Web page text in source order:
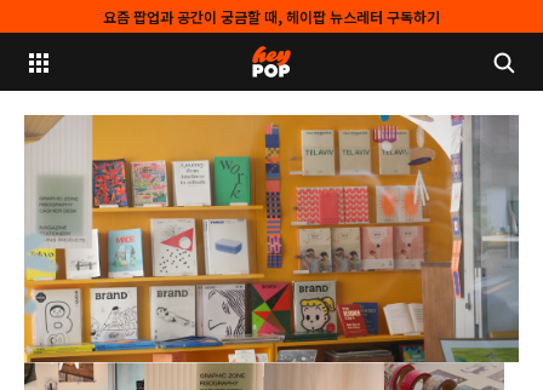
요즘 팝업과 공간이 궁금할 때, 헤이팝 뉴스레터 구독하기